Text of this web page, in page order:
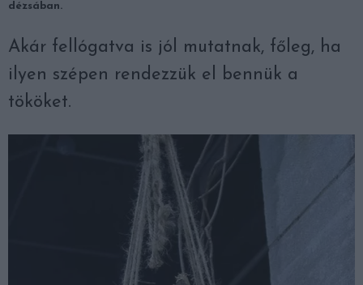
dézsában.
Akár fellógatva is jól mutatnak, főleg, ha
ilyen szépen rendezzük el bennük a
tököket.